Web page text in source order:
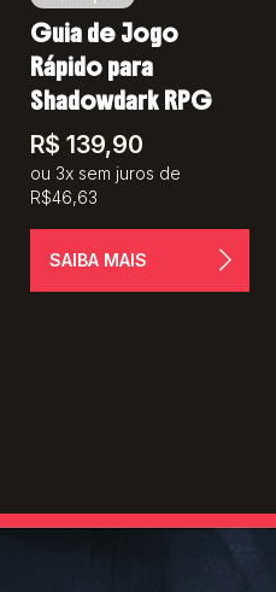
Guia de Jogo
Rápido para
Shadowdark RPG
R$ 139,90
ou 3x sem juros de
R$46,63
SAIBA MAIS